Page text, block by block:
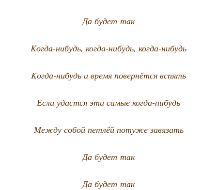
Да будет так
Kогда-нибудь, когда-нибудь, когда-нибудь
Kогда-нибудь и вре­мя повер­нёт­ся вспять
Если удаст­ся эти самые когда-нибудь
Меж­ду собой пет­лёй поту­же завязать
Да будет так
Да будет так